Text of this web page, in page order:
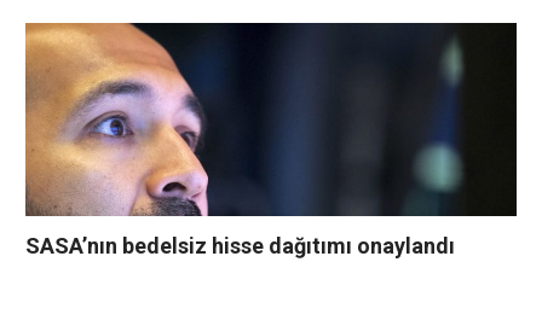
SASA’nın bedelsiz hisse dağıtımı onaylandı